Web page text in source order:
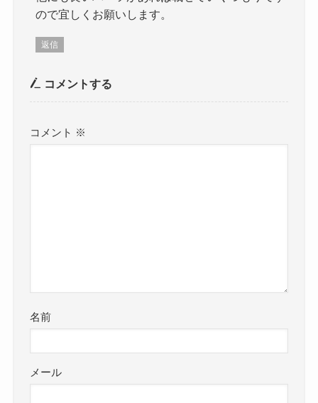
ので宜しくお願いします。
返信
コメントする
コメント ※
名前
メール